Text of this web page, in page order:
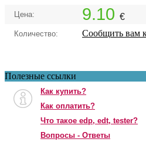
Цена: 9.10 €
Количество: Сообщить вам
Полезные ссылки
Как купить?
Как оплатить?
Что такое edp, edt, tester?
Вопросы - Ответы